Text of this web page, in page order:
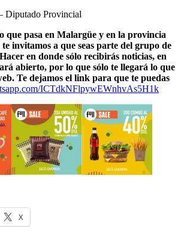
Diputado Provincial
que pasa en Malargüe y en la provincia
invitamos a que seas parte del grupo de
en donde sólo recibirás noticias, en
abierto, por lo que sólo te llegará lo que
Te dejamos el link para que te puedas
ICTdkNFlpywEWnhvAs5H1k
X